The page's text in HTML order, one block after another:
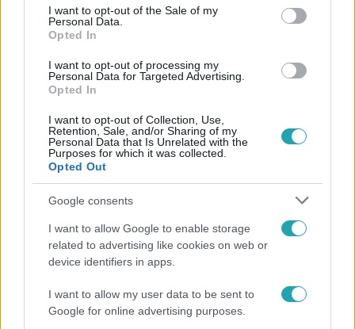
consent section.
I want to opt-out of the Sale of my
Personal Data.
Opted In
I want to opt-out of processing my
Personal Data for Targeted Advertising.
Opted In
I want to opt-out of Collection, Use,
Retention, Sale, and/or Sharing of my
Personal Data that Is Unrelated with the
Purposes for which it was collected.
Opted Out
Google consents
I want to allow Google to enable storage
related to advertising like cookies on web or
device identifiers in apps.
I want to allow my user data to be sent to
Google for online advertising purposes.
REGGELI #
IZRAEL # GAZDASÁG #HÁBORÚ
KÜLFÖLDÖN ÉLŐ MAGYAROK
Népszerű